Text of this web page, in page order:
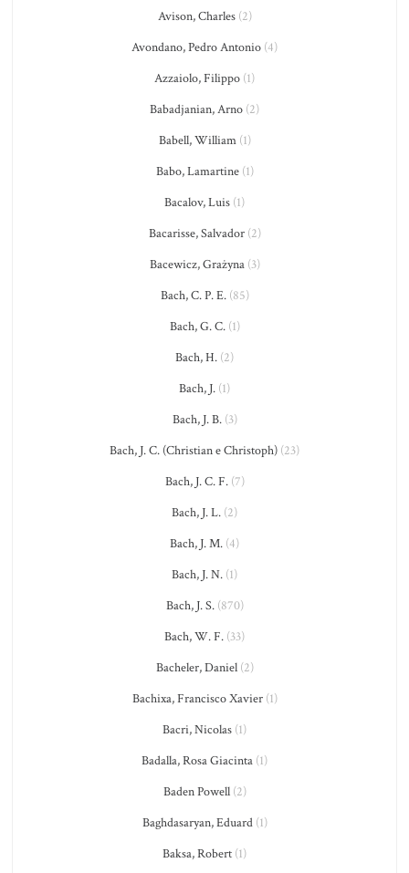
Avison, Charles(2)
Avondano, Pedro Antonio (4)
Azzaiolo, Filippo (1)
Babadjanian, Arno (2)
Babell, William(1)
Babo, Lamartine(1)
Bacalov, Luis (1)
Bacarisse, Salvador(2)
Bacewicz, Grażyna(3)
Bach, C. P. E.(85)
Bach, G. C.(1)
Bach, H. (2)
Bach, J. (1)
Bach, J. B.(3)
Bach, J. C. (Christian e Christoph) (23)
Bach, J. C. F.(7)
Bach, J. L. (2)
Bach, J. M. (4)
Bach, J. N. (1)
Bach, J. S.(870)
Bach, W. F. (33)
Bacheler, Daniel(2)
Bachixa, Francisco Xavier(1)
Bacri, Nicolas (1)
Badalla, Rosa Giacinta (1)
Baden Powell(2)
Baghdasaryan, Eduard(1)
Baksa, Robert (1)